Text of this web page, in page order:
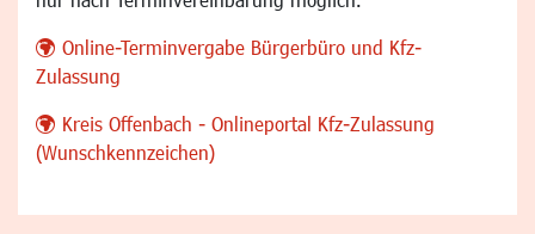
Online-Terminvergabe Bürgerbüro und Kfz-
Zulassung
Kreis Offenbach - Onlineportal Kfz-Zulassung
(Wunschkennzeichen)